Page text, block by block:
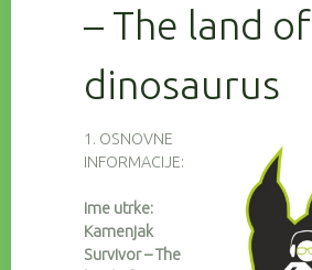
– The land of
dinosaurus
1. OSNOVNE
INFORMACIJE:
Ime utrke:
Kamenjak
Survivor – The